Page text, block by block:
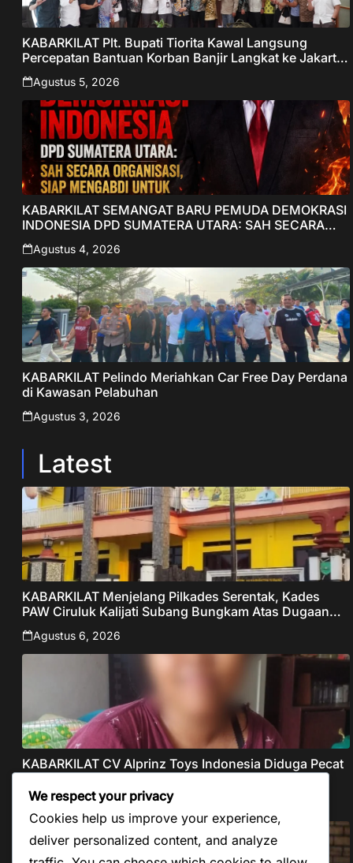
KABARKILAT Plt. Bupati Tiorita Kawal Langsung
Percepatan Bantuan Korban Banjir Langkat ke Jakarta
– Sentralberita
Agustus 5, 2026
KABARKILAT SEMANGAT BARU PEMUDA DEMOKRASI
INDONESIA DPD SUMATERA UTARA: SAH SECARA
ORGANISASI, SIAP MENGABDI UNTUK RAKYAT DAN
INDONESIA
Agustus 4, 2026
KABARKILAT Pelindo Meriahkan Car Free Day Perdana
di Kawasan Pelabuhan
Agustus 3, 2026
Latest
KABARKILAT Menjelang Pilkades Serentak, Kades
PAW Ciruluk Kalijati Subang Bungkam Atas Dugaan
Pungli dan Nepotisme Yang Disorot Warganet
Agustus 6, 2026
KABARKILAT CV Alprinz Toys Indonesia Diduga Pecat
Agustus 5, 2026
We respect your privacy
Cookies help us improve your experience,
deliver personalized content, and analyze